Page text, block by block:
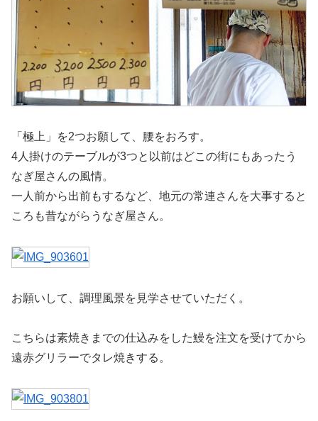
「極上」を2つお願して、腰をおろす。
4人掛けのテーブルが3つと以前はどこの街にもあったう
なぎ屋さんの風情。
一人前から出前もするなど、地元の常連さんを大事すると
ころも昔ながらうなぎ屋さん。
お願いして、調理風景を見学させていただく。
こちらは素焼きまでの仕込みをした鰻を注文を受けてから
遠赤グリラーでタレ焼きする。